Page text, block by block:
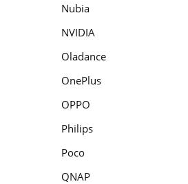
Nubia
NVIDIA
Oladance
OnePlus
OPPO
Philips
Poco
QNAP